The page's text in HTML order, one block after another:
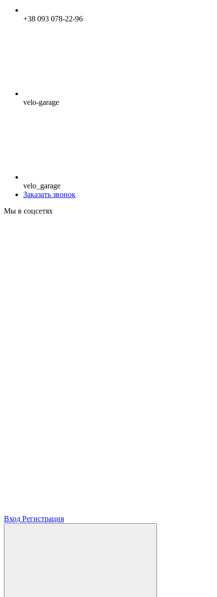
+38 093 078-22-96
velo-garage
velo_garage
Заказать звонок
Мы в соцсетях
Вход Регистрация